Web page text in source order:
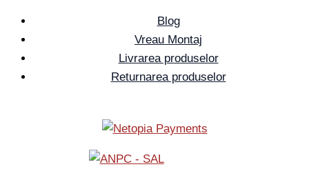
Blog
Vreau Montaj
Livrarea produselor
Returnarea produselor